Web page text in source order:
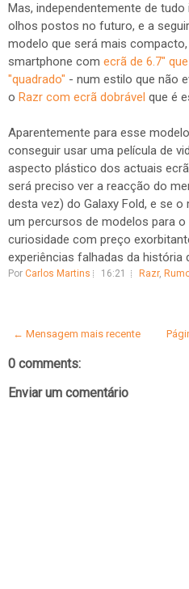
Mas, independentemente de
olhos postos no futuro, e a
modelo que será mais
smartphone com ecrã de 6.7"
"quadrado" - num estilo que não
o Razr com ecrã dobrável que é
Aparentemente para esse
conseguir usar uma película de
aspecto plástico dos actuais
será preciso ver a reacção do
desta vez) do Galaxy Fold, e se
um percursos de modelos para
curiosidade com preço
experiências falhadas da história
Por Carlos Martins 16:21 Razr,
← Mensagem mais recente
0 comments:
Enviar um comentário